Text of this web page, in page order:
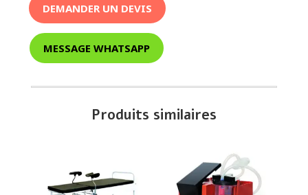
DEMANDER UN DEVIS
MESSAGE WHATSAPP
Produits similaires